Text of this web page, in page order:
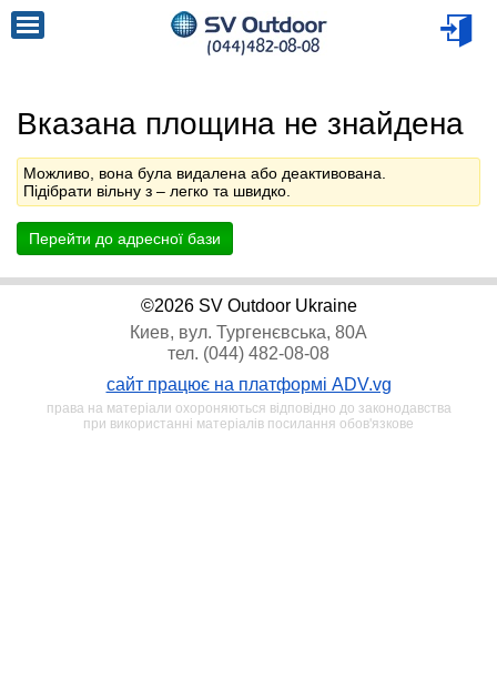
Вказана площина не знайдена
Можливо, вона була видалена або деактивована.
Підібрати вільну з – легко та швидко.
Перейти до адресної бази
©2026 SV Outdoor Ukraine
Киев, вул. Тургенєвська, 80А
тел. (044) 482-08-08
сайт працює на платформі ADV.vg
права на матеріали охороняються відповідно до законодавства
при використанні матеріалів посилання обов'язкове